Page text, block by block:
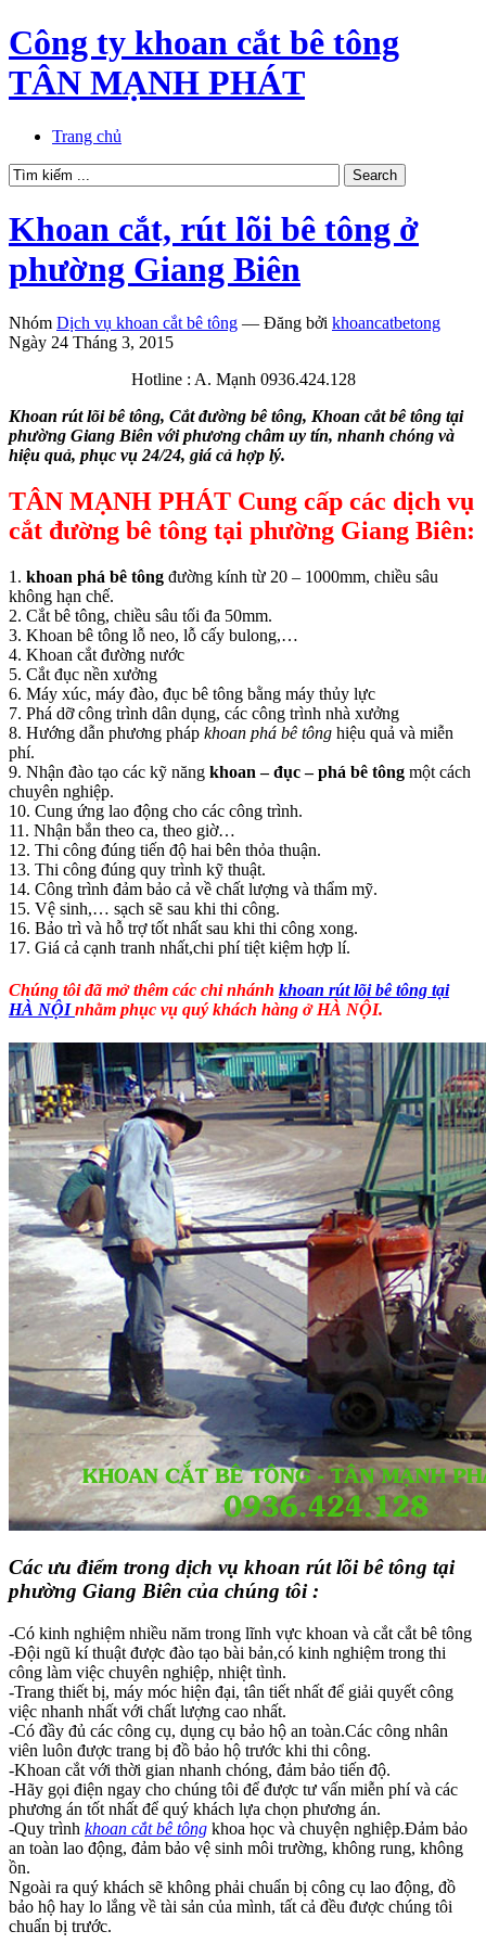
Công ty khoan cắt bê tông
TÂN MẠNH PHÁT
Trang chủ
Khoan cắt, rút lõi bê tông ở
phường Giang Biên
Nhóm Dịch vụ khoan cắt bê tông — Đăng bởi khoancatbetong
Ngày 24 Tháng 3, 2015
Hotline : A. Mạnh 0936.424.128
Khoan rút lõi bê tông, Cắt đường bê tông, Khoan cắt bê tông tại
phường Giang Biên với phương châm uy tín, nhanh chóng và
hiệu quả, phục vụ 24/24, giá cả hợp lý.
TÂN MẠNH PHÁT Cung cấp các dịch vụ
cắt đường bê tông tại phường Giang Biên:
1. khoan phá bê tông đường kính từ 20 – 1000mm, chiều sâu
không hạn chế.
2. Cắt bê tông, chiều sâu tối đa 50mm.
3. Khoan bê tông lỗ neo, lỗ cấy bulong,…
4. Khoan cắt đường nước
5. Cắt đục nền xưởng
6. Máy xúc, máy đào, đục bê tông bằng máy thủy lực
7. Phá dỡ công trình dân dụng, các công trình nhà xưởng
8. Hướng dẫn phương pháp khoan phá bê tông hiệu quả và miễn
phí.
9. Nhận đào tạo các kỹ năng khoan – đục – phá bê tông một cách
chuyên nghiệp.
10. Cung ứng lao động cho các công trình.
11. Nhận bắn theo ca, theo giờ…
12. Thi công đúng tiến độ hai bên thỏa thuận.
13. Thi công đúng quy trình kỹ thuật.
14. Công trình đảm bảo cả về chất lượng và thẩm mỹ.
15. Vệ sinh,… sạch sẽ sau khi thi công.
16. Bảo trì và hỗ trợ tốt nhất sau khi thi công xong.
17. Giá cả cạnh tranh nhất,chi phí tiệt kiệm hợp lí.
Chúng tôi đã mở thêm các chi nhánh khoan rút lõi bê tông tại
HÀ NỘInhằm phục vụ quý khách hàng ở HÀ NỘI.
Các ưu điểm trong dịch vụ khoan rút lõi bê tông tại
phường Giang Biên của chúng tôi :
-Có kinh nghiệm nhiều năm trong lĩnh vực khoan và cắt cắt bê tông
-Đội ngũ kí thuật được đào tạo bài bản,có kinh nghiệm trong thi
công làm việc chuyên nghiệp, nhiệt tình.
-Trang thiết bị, máy móc hiện đại, tân tiết nhất để giải quyết công
việc nhanh nhất với chất lượng cao nhất.
-Có đầy đủ các công cụ, dụng cụ bảo hộ an toàn.Các công nhân
viên luôn được trang bị đồ bảo hộ trước khi thi công.
-Khoan cắt với thời gian nhanh chóng, đảm bảo tiến độ.
-Hãy gọi điện ngay cho chúng tôi để được tư vấn miễn phí và các
phương án tốt nhất để quý khách lựa chọn phương án.
-Quy trình khoan cắt bê tông khoa học và chuyện nghiệp.Đảm bảo
an toàn lao động, đảm bảo vệ sinh môi trường, không rung, không
ồn.
Ngoài ra quý khách sẽ không phải chuẩn bị công cụ lao động, đồ
bảo hộ hay lo lắng về tài sản của mình, tất cả đều được chúng tôi
chuẩn bị trước.